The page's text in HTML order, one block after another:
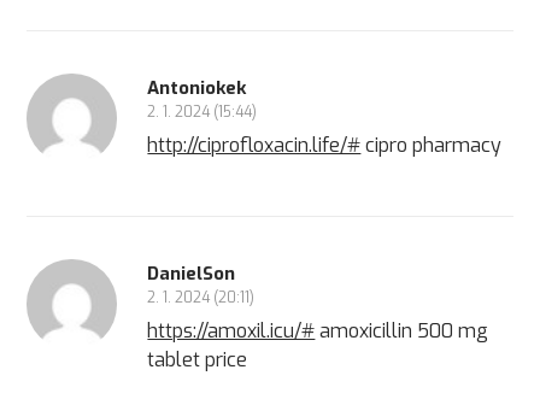
Antoniokek
2. 1. 2024 (15:44)
http://ciprofloxacin.life/#cipro pharmacy
DanielSon
2. 1. 2024 (20:11)
https://amoxil.icu/#amoxicillin 500 mg
tablet price